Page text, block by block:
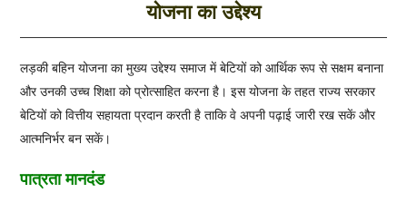
योजना का उद्देश्य
लड़की बहिन योजना का मुख्य उद्देश्य समाज में बेटियों को आर्थिक रूप से सक्षम बनाना
और उनकी उच्च शिक्षा को प्रोत्साहित करना है। इस योजना के तहत राज्य सरकार
बेटियों को वित्तीय सहायता प्रदान करती है ताकि वे अपनी पढ़ाई जारी रख सकें और
आत्मनिर्भर बन सकें।
पात्रता मानदंड